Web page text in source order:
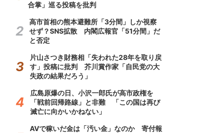
合掌」巡る投稿を批判
高市首相の熊本避難所「3分間」しか視察
せず？SNS拡散 内閣広報官「51分間」だ
と否定
片山さつき財務相「失われた28年を取り戻
す」投稿に批判 芥川賞作家「自民党の大
失政の結果だろう」
広島原爆の日、小沢一郎氏が高市政権を
「戦前回帰路線」と非難 「この国は再び
滅亡に向かいかねない」
AVで稼いだ金は「汚い金」なのか 寄付報